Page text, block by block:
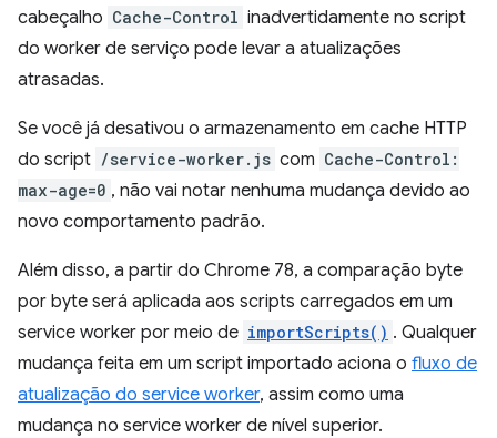
cabeçalho Cache-Control inadvertidamente no script
do worker de serviço pode levar a atualizações
atrasadas.
Se você já desativou o armazenamento em cache HTTP
do script /service-worker.js com Cache-Control:
max-age=0 , não vai notar nenhuma mudança devido ao
novo comportamento padrão.
Além disso, a partir do Chrome 78, a comparação byte
por byte será aplicada aos scripts carregados em um
service worker por meio de importScripts() . Qualquer
mudança feita em um script importado aciona o fluxo de
atualização do service worker, assim como uma
mudança no service worker de nível superior.